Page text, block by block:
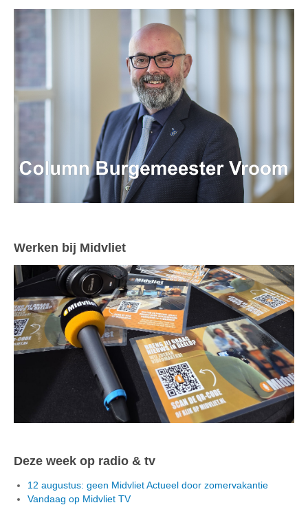
Werken bij Midvliet
Deze week op radio & tv
12 augustus: geen Midvliet Actueel door zomervakantie
Vandaag op Midvliet TV